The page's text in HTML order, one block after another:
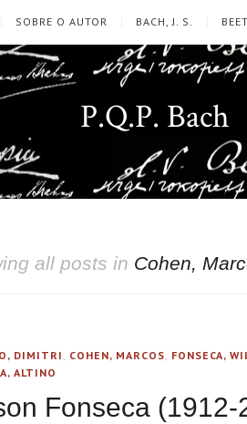
SOBRE O AUTOR BACH, J. S.
P.Q.P. Bach
all posts in Cohen,
DIMITRI COHEN, MARCOS FONSECA,
ALTINO
Fonseca